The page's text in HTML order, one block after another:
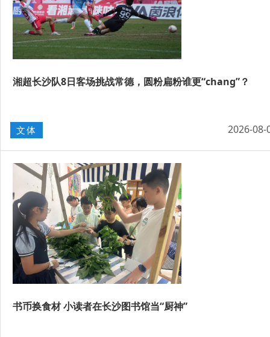
湘超长沙队8日客场挑战常德，圆粉扁粉谁更“chang”？
文体 2026-08-
书币换食材 小读者在长沙图书馆当“厨神”